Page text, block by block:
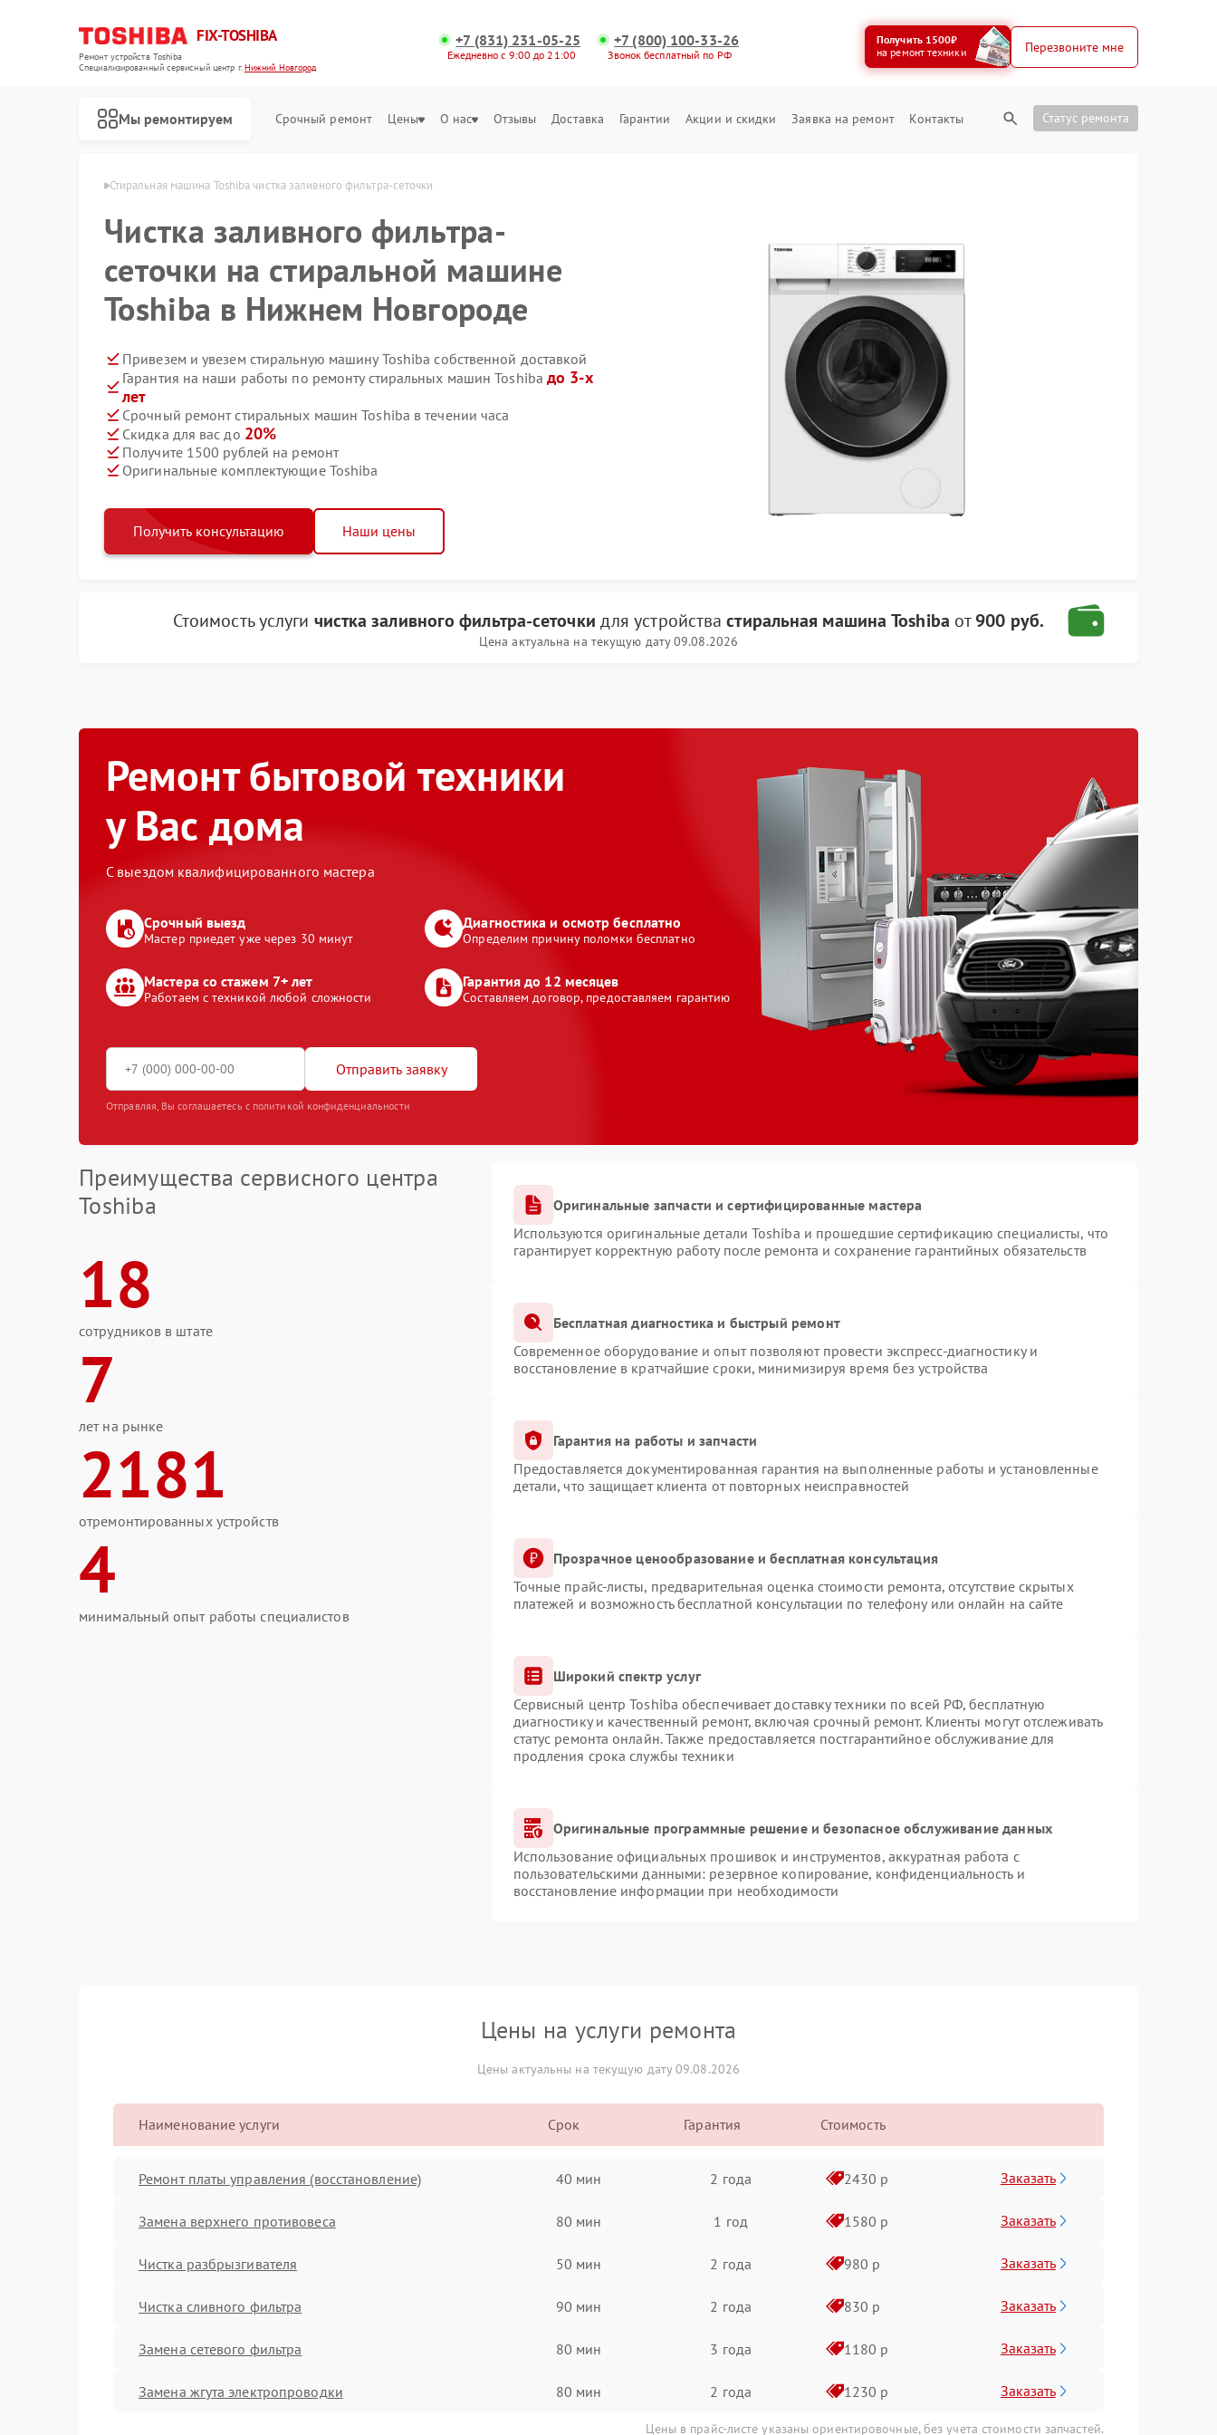
FIX-TOSHIBA
Ремонт устройств Toshiba
Специализированный cервисный центр г.Нижний Новгород
+7 (831) 231-05-25
Ежедневно с 9:00 до 21:00
+7 (800) 100-33-26
Звонок бесплатный по РФ
Получить 1500₽
на ремонт техники
Перезвоните мне
Мы ремонтируем Срочный ремонт Цены О нас Отзывы Доставка Гарантии Акции и скидки Заявка на ремонт Контакты Статус ремонта
Стиральная машина Toshiba чистка заливного фильтра-сеточки
Чистка заливного фильтра-
сеточки на стиральной машине
Toshiba в Нижнем Новгороде
Привезем и увезем стиральную машину Toshiba собственной доставкой
Гарантия на наши работы по ремонту стиральных машин Toshiba до 3-х
лет
Срочный ремонт стиральных машин Toshiba в течении часа
Скидка для вас до 20%
Получите 1500 рублей на ремонт
Оригинальные комплектующие Toshiba
Получить консультацию Наши цены
Стоимость услуги чистка заливного фильтра-сеточки для устройствастиральная машина Toshiba от900 руб.
Цена актуальна на текущую дату 09.08.2026
Ремонт бытовой техники
у Вас дома
С выездом квалифицированного мастера
Срочный выезд
Мастер приедет уже через 30 минут
Диагностика и осмотр бесплатно
Определим причину поломки бесплатно
Мастера со стажем 7+ лет
Работаем с техникой любой сложности
Гарантия до 12 месяцев
Составляем договор, предоставляем гарантию
Отправить заявку
Отправляя, Вы соглашаетесь с политикой конфиденциальности
Преимущества сервисного центра
Toshiba
18
сотрудников в штате
7
лет на рынке
2181
отремонтированных устройств
4
минимальный опыт работы специалистов
Оригинальные запчасти и сертифицированные мастера
Используются оригинальные детали Toshiba и прошедшие сертификацию специалисты, что
гарантирует корректную работу после ремонта и сохранение гарантийных обязательств
Бесплатная диагностика и быстрый ремонт
Современное оборудование и опыт позволяют провести экспресс-диагностику и
восстановление в кратчайшие сроки, минимизируя время без устройства
Гарантия на работы и запчасти
Предоставляется документированная гарантия на выполненные работы и установленные
детали, что защищает клиента от повторных неисправностей
Прозрачное ценообразование и бесплатная консультация
Точные прайс-листы, предварительная оценка стоимости ремонта, отсутствие скрытых
платежей и возможность бесплатной консультации по телефону или онлайн на сайте
Широкий спектр услуг
Сервисный центр Toshiba обеспечивает доставку техники по всей РФ, бесплатную
диагностику и качественный ремонт, включая срочный ремонт. Клиенты могут отслеживать
статус ремонта онлайн. Также предоставляется постгарантийное обслуживание для
продления срока службы техники
Оригинальные программные решение и безопасное обслуживание данных
Использование официальных прошивок и инструментов, аккуратная работа с
пользовательскими данными: резервное копирование, конфиденциальность и
восстановление информации при необходимости
Цены на услуги ремонта
Цены актуальны на текущую дату 09.08.2026
Наименование услуги Срок Гарантия Стоимость
Ремонт платы управления (восстановление) 40 мин 2 года 2430 р Заказать
Замена верхнего противовеса 80 мин 1 год 1580 р Заказать
Чистка разбрызгивателя 50 мин 2 года 980 р Заказать
Чистка сливного фильтра 90 мин 2 года 830 р Заказать
Замена сетевого фильтра 80 мин 3 года 1180 р Заказать
Замена жгута электропроводки 80 мин 2 года 1230 р Заказать
Цены в прайс-листе указаны ориентировочные, без учета стоимости запчастей.